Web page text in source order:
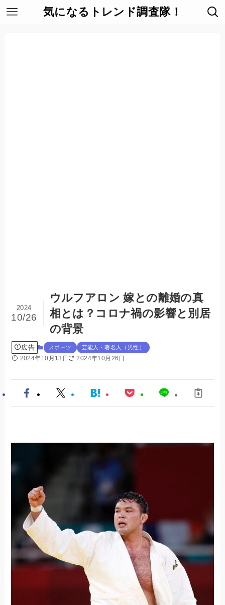
気になるトレンド調査隊！
ウルフアロン 嫁との離婚の真
相とは？コロナ禍の影響と別居
の背景
2024
10/26
広告 スポーツ 芸能人・著名人（男性）
2024年10月13日 2024年10月26日